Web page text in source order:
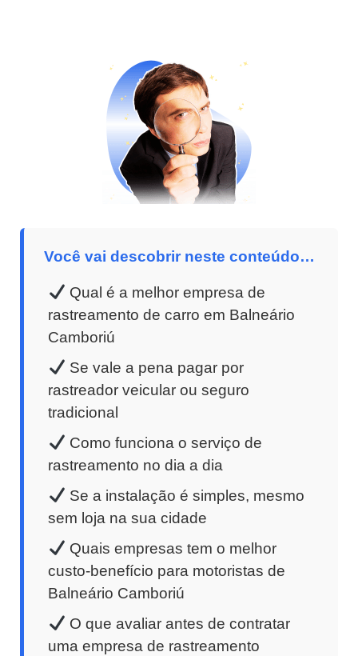
Você vai descobrir neste conteúdo…
Qual é a melhor empresa de
rastreamento de carro em Balneário
Camboriú
Se vale a pena pagar por
rastreador veicular ou seguro
tradicional
Como funciona o serviço de
rastreamento no dia a dia
Se a instalação é simples, mesmo
sem loja na sua cidade
Quais empresas tem o melhor
custo-benefício para motoristas de
Balneário Camboriú
O que avaliar antes de contratar
uma empresa de rastreamento